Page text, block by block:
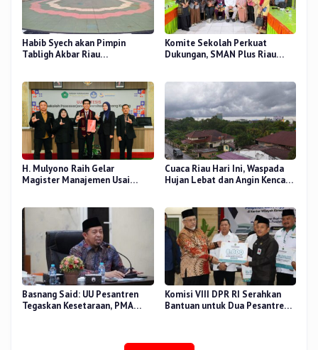
Habib Syech akan Pimpin
Tabligh Akbar Riau
Komite Sekolah Perkuat
Dukungan, SMAN Plus Riau
H. Mulyono Raih Gelar
Magister Manajemen Usai
Cuaca Riau Hari Ini, Waspada
Hujan Lebat dan Angin Kencang
Basnang Said: UU Pesantren
Tegaskan Kesetaraan, PMA
Komisi VIII DPR RI Serahkan
Bantuan untuk Dua Pesantren